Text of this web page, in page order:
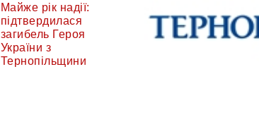
Майже рік надії:
підтвердилася
загибель Героя
України з
Тернопільщини